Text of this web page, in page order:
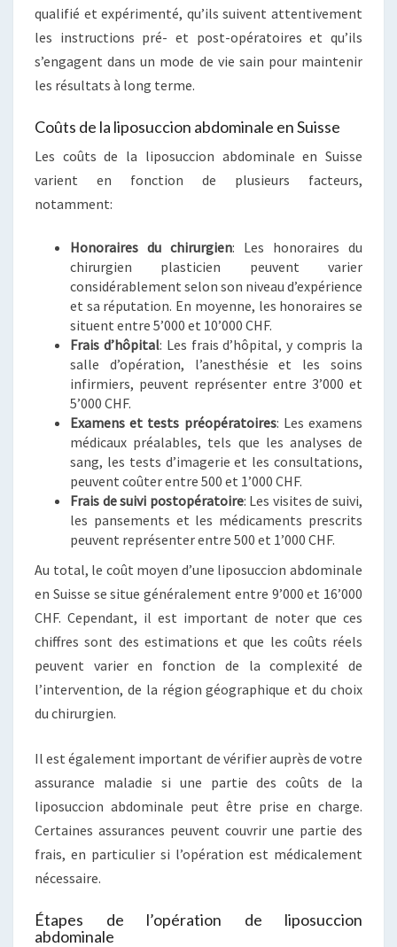
qualifié et expérimenté, qu’ils suivent attentivement
les instructions pré- et post-opératoires et qu’ils
s’engagent dans un mode de vie sain pour maintenir
les résultats à long terme.
Coûts de la liposuccion abdominale en Suisse
Les coûts de la liposuccion abdominale en Suisse
varient en fonction de plusieurs facteurs,
notamment:
Honoraires du chirurgien: Les honoraires du
chirurgien plasticien peuvent varier
considérablement selon son niveau d’expérience
et sa réputation. En moyenne, les honoraires se
situent entre 5’000 et 10’000 CHF.
Frais d’hôpital: Les frais d’hôpital, y compris la
salle d’opération, l’anesthésie et les soins
infirmiers, peuvent représenter entre 3’000 et
5’000 CHF.
Examens et tests préopératoires: Les examens
médicaux préalables, tels que les analyses de
sang, les tests d’imagerie et les consultations,
peuvent coûter entre 500 et 1’000 CHF.
Frais de suivi postopératoire: Les visites de suivi,
les pansements et les médicaments prescrits
peuvent représenter entre 500 et 1’000 CHF.
Au total, le coût moyen d’une liposuccion abdominale
en Suisse se situe généralement entre 9’000 et 16’000
CHF. Cependant, il est important de noter que ces
chiffres sont des estimations et que les coûts réels
peuvent varier en fonction de la complexité de
l’intervention, de la région géographique et du choix
du chirurgien.
Il est également important de vérifier auprès de votre
assurance maladie si une partie des coûts de la
liposuccion abdominale peut être prise en charge.
Certaines assurances peuvent couvrir une partie des
frais, en particulier si l’opération est médicalement
nécessaire.
Étapes de l’opération de liposuccion
abdominale